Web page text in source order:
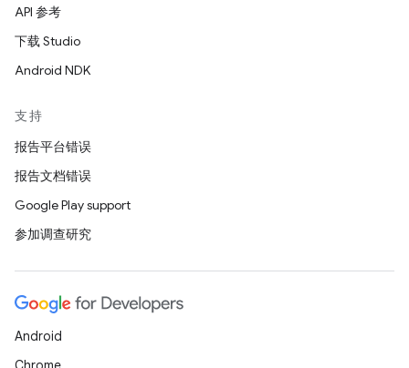
API 参考
下载 Studio
Android NDK
支持
报告平台错误
报告文档错误
Google Play support
参加调查研究
Android